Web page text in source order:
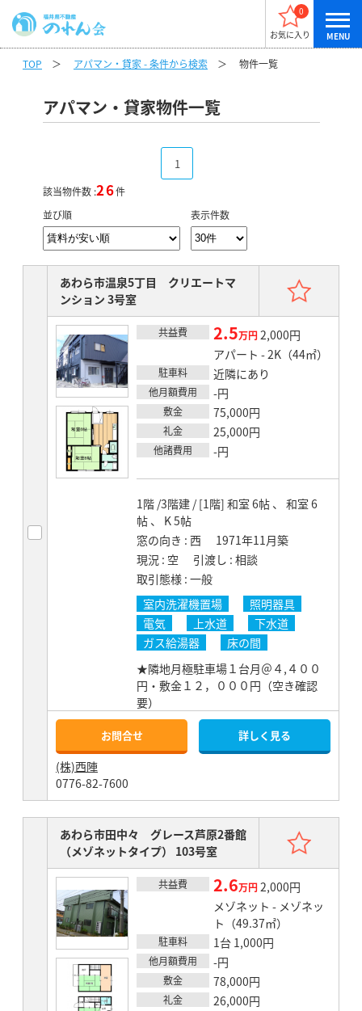
0
お気に入り
TOP ＞ アパマン・貸家 - 条件から検索 ＞ 物件一覧
アパマン・貸家物件一覧
1
該当物件数 :26件
並び順
表示件数
あわら市温泉5丁目 クリエートマ
ンション 3号室
賃料 2.5万円
共益費
2,000円
アパート - 2K（44㎡）
駐車料 近隣にあり
他月額費用 -円
敷金 75,000円
礼金 25,000円
他諸費用 -円
1階 /3階建 / [1階] 和室 6帖 、 和室 6
帖 、 K 5帖
窓の向き 西
1971年11月築
現況 空 引渡し 相談
取引態様 一般
室内洗濯機置場
照明器具
電気
上水道
下水道
ガス給湯器
床の間
★隣地月極駐車場１台月＠４,４００
円・敷金１２，０００円（空き確認
要）
お問合せ 詳しく見る
(株)西陣
0776-82-7600
あわら市田中々 グレース芦原2番館
（メゾネットタイプ） 103号室
賃料 2.6万円
共益費
2,000円
メゾネット - メゾネッ
ト（49.37㎡）
駐車料 1台 1,000円
他月額費用 -円
敷金 78,000円
礼金 26,000円